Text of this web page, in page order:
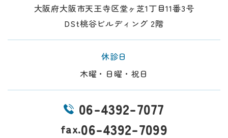
大阪府大阪市天王寺区堂ヶ芝1丁目11番3号
DSt桃谷ビルディング 2階
休診日
木曜・日曜・祝日
06-4392-7077
fax.06-4392-7099